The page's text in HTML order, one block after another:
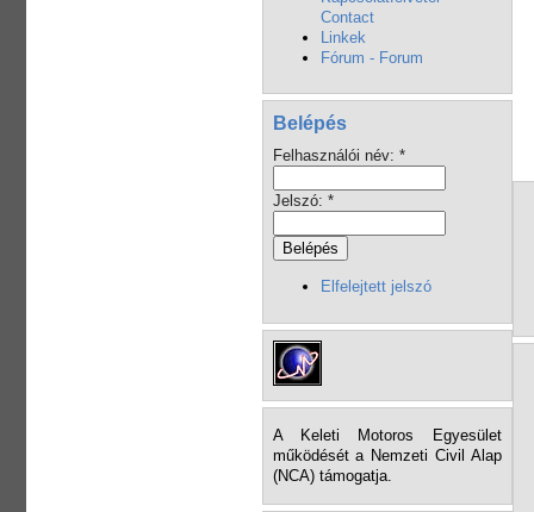
Contact
Linkek
Fórum - Forum
Belépés
Felhasználói név: *
Jelszó: *
Elfelejtett jelszó
A Keleti Motoros Egyesület
működését a Nemzeti Civil Alap
(NCA) támogatja.